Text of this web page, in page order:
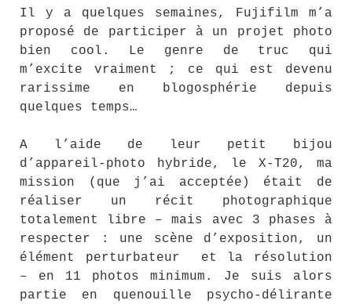
Il y a quelques semaines, Fujifilm m’a
proposé de participer à un projet photo
bien cool. Le genre de truc qui
m’excite vraiment ; ce qui est devenu
rarissime en blogosphérie depuis
quelques temps…
A l’aide de leur petit bijou
d’appareil-photo hybride, le X-T20, ma
mission (que j’ai acceptée) était de
réaliser un récit photographique
totalement libre – mais avec 3 phases à
respecter : une scène d’exposition, un
élément perturbateur et la résolution
– en 11 photos minimum. Je suis alors
partie en quenouille psycho-délirante